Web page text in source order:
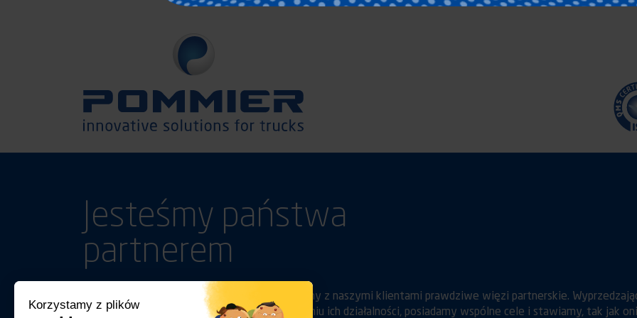
Korzystamy z plików
Jesteśmy państwa
partnerem
Poza zwykłymi relacjami handlowymi, budujemy z naszymi klientami prawdziwe więzi partnerskie.
potrzeby klientów i towarzysząc w prowadzeniu ich działalności, posiadamy wspólne cele i stawiamy, tak jak